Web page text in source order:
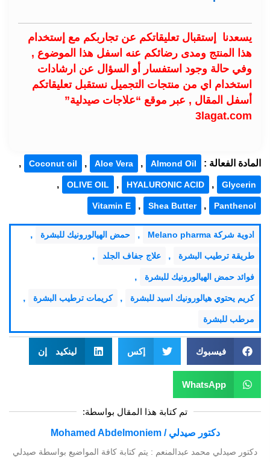
يسعدنا إستقبال تعليقاتكم عن تجاربكم مع إستخدام
هذا المنتج ومدى رضائكم عنه اسفل هذا الموضوع ,
وفي حالة وجود استفسار أو السؤال عن ارشادات
استخدام اي من منتجات التجميل نستقبل تعليقاتكم
أسفل المقال , عبر موقع “علاجات صيدلية”
3lagat.com
المادة الفعالة : Almond Oil
,
Aloe Vera
,
Coconut oil
,
Glycerin
,
HYALURONIC ACID
,
OLIVE OIL
,
Panthenol
,
Shea Butter
,
Vitamin E
ادوية شركة Melano pharma , حمض الهيالورونيك للبشرة ,
طريقة ترطيب البشرة , علاج جفاف الجلد ,
فوائد حمض الهيالورونيك للبشرة ,
كريم يحتوي هيالورونيك اسيد للبشرة , كريمات ترطيب البشرة ,
مرطب للبشرة
فيسبوك إكس لينكيد إن
WhatsApp
تم كتابة هذا المقال بواسطة:
دكتور صيدلي / Mohamed Abdelmoniem
دكتور صيدلي محمد عبدالمنعم : يتم كتابة كافة المواضيع بواسطة صيدلي